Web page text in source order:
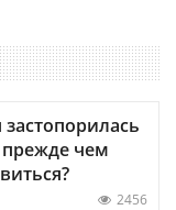
чем
2456